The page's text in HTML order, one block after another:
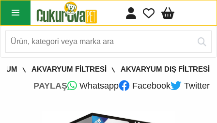
AKVARYUM FİLTRESİ AKVARYUM DIŞ FİLTRESİ
PAYLAŞ Whatsapp Facebook Twitter